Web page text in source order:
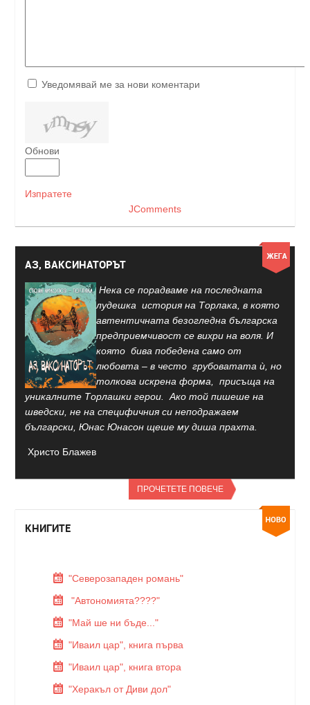
Уведомявай ме за нови коментари
Обнови
Изпратете
JComments
АЗ, ВАКСИНАТОРЪТ
Нека се порадваме на последната
лудешка история на Торлака, в която
автентичната безогледна българска
предприемчивост се вихри на воля. И
която бива победена само от
любовта – в често грубоватата ѝ, но
толкова искрена форма, присъща на
уникалните Торлашки герои. Ако той пишеше на
шведски, не на специфичния си неподражаем
български, Юнас Юнасон щеше му диша прахта.
Христо Блажев
ПРОЧЕТЕТЕ ПОВЕЧЕ
КНИГИТЕ
"Северозападен романь"
"Автономията????"
"Май ше ни бъде..."
"Иваил цар", книга първа
"Иваил цар", книга втора
"Херакъл от Диви дол"